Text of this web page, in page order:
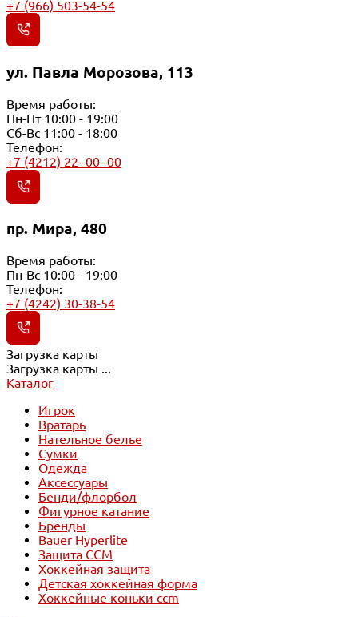
+7 (966) 503-54-54
ул. Павла Морозова, 113
Время работы:
Пн-Пт 10:00 - 19:00
Сб-Вс 11:00 - 18:00
Телефон:
+7 (4212) 22‒00‒00
пр. Мира, 480
Время работы:
Пн-Вс 10:00 - 19:00
Телефон:
+7 (4242) 30-38-54
Загрузка карты
Загрузка карты ...
Каталог
Игрок
Вратарь
Нательное белье
Сумки
Одежда
Аксессуары
Бенди/флорбол
Фигурное катание
Бренды
Bauer Hyperlite
Защита CCM
Хоккейная защита
Детская хоккейная форма
Хоккейные коньки ccm